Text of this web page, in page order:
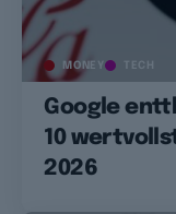
MONEY TECH
Google
10
2026